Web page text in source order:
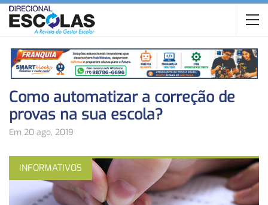
Como automatizar a correção de
provas na sua escola?
Em 20 ago, 2019
INFORMATIVOS